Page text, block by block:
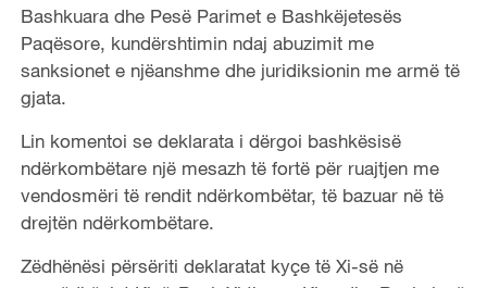
Bashkuara dhe Pesë Parimet e Bashkëjetesës
Paqësore, kundërshtimin ndaj abuzimit me
sanksionet e njëanshme dhe juridiksionin me armë të
gjata.
Lin komentoi se deklarata i dërgoi bashkësisë
ndërkombëtare një mesazh të fortë për ruajtjen me
vendosmëri të rendit ndërkombëtar, të bazuar në të
drejtën ndërkombëtare.
Zëdhënësi përsëriti deklaratat kyçe të Xi-së në